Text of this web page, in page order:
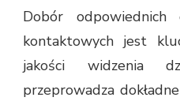
Dobór
kontaktowych jest
jakości widzenia
przeprowadza